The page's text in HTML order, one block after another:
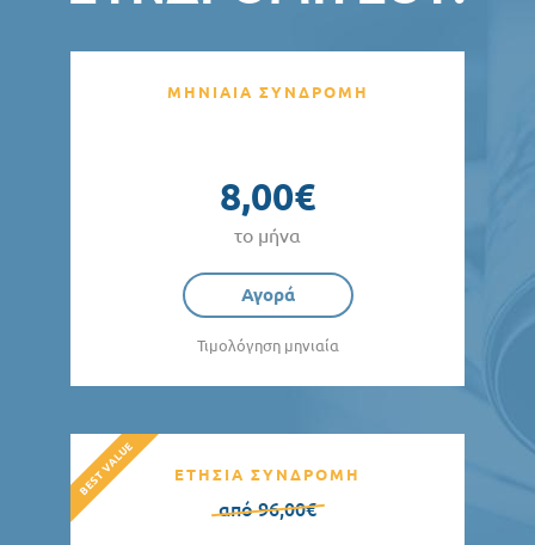
ΜΗΝΙΑΙΑ ΣΥΝΔΡΟΜΗ
8,00€
το μήνα
Αγορά
Τιμολόγηση μηνιαία
ΕΤΗΣΙΑ ΣΥΝΔΡΟΜΗ
από 96,00€